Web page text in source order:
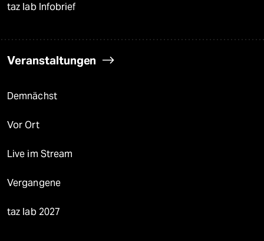
taz lab Infobrief
Veranstaltungen
Demnächst
Vor Ort
Live im Stream
Vergangene
taz lab 2027